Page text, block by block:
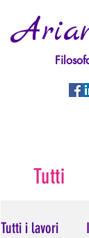
Tutti i lavori
Tutti